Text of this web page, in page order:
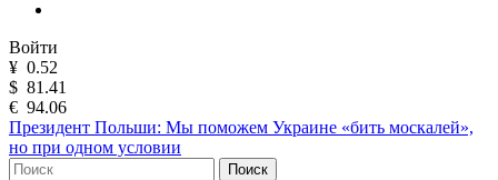
Войти
¥ 0.52
$ 81.41
€ 94.06
Президент Польши: Мы поможем Украине «бить москалей»,
но при одном условии
Поиск